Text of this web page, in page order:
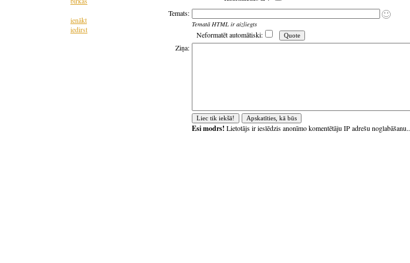
ienākt
iedirst
Temats:
Tematā HTML ir aizliegts
Neformatēt automātiski:
Ziņa:
Esi modrs! Lietotājs ir ieslēdzis anonīmo komentētāju IP adrešu noglabāšanu..